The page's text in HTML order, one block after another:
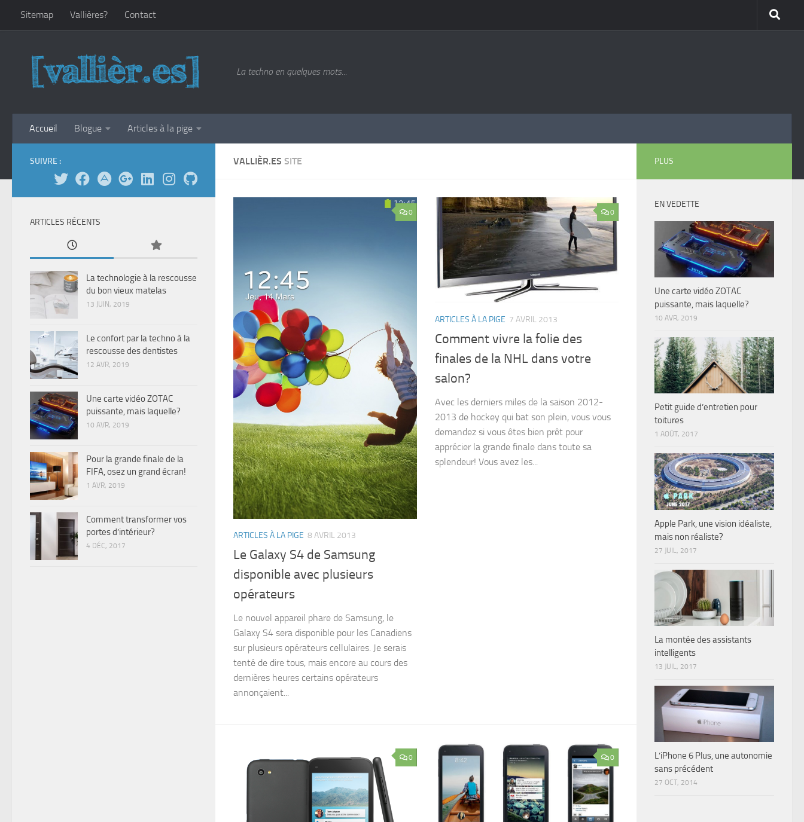
Skip to content
Sitemap Vallières? Contact
La techno en quelques mots...
Accueil Blogue Articles à la pige
VALLIÈR.ES SITE
0
ARTICLES À LA PIGE 8 AVRIL 2013
Le Galaxy S4 de Samsung
disponible avec plusieurs
opérateurs
Le nouvel appareil phare de Samsung, le
Galaxy S4 sera disponible pour les Canadiens
sur plusieurs opérateurs cellulaires. Je serais
tenté de dire tous, mais encore au cours des
dernières heures certains opérateurs
annonçaient...
0
ARTICLES À LA PIGE 7 AVRIL 2013
Comment vivre la folie des
finales de la NHL dans votre
salon?
Avec les derniers miles de la saison 2012-
2013 de hockey qui bat son plein, vous vous
demandez si vous êtes bien prêt pour
apprécier la grande finale dans toute sa
splendeur! Vous avez les...
0 0
SUIVRE :
ARTICLES RÉCENTS
La technologie à la rescousse
du bon vieux matelas
13 JUIN, 2019
Le confort par la techno à la
rescousse des dentistes
12 AVR, 2019
Une carte vidéo ZOTAC
puissante, mais laquelle?
10 AVR, 2019
Pour la grande finale de la
FIFA, osez un grand écran!
1 AVR, 2019
Comment transformer vos
portes d’intérieur?
4 DÉC, 2017
PLUS
EN VEDETTE
Une carte vidéo ZOTAC
puissante, mais laquelle?
10 AVR, 2019
Petit guide d’entretien pour
toitures
1 AOÛT, 2017
Apple Park, une vision idéaliste,
mais non réaliste?
27 JUIL, 2017
La montée des assistants
intelligents
13 JUIL, 2017
L’iPhone 6 Plus, une autonomie
sans précédent
27 OCT, 2014